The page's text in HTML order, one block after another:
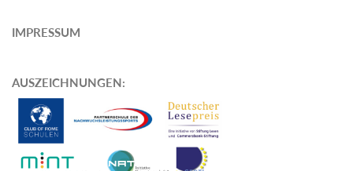
IMPRESSUM
AUSZEICHNUNGEN: